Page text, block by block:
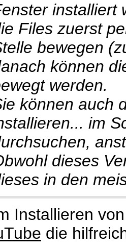
installiert
Files zuerst
bewegen
können
werden.
können auch
im
dieses
in den
Installieren
die